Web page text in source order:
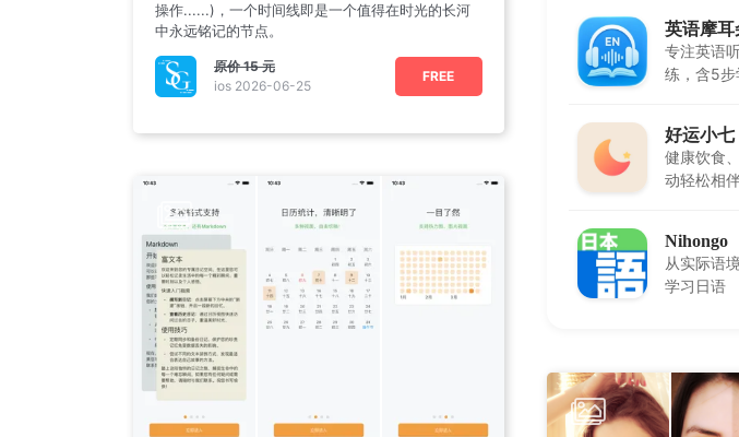
操作......)，一个时间线即是一个值得在时光的长河
中永远铭记的节点。
原价15 元
ios 2026-06-25
FREE
英语摩耳
专注英语
练，含5步
好运小七
健康饮食
动轻松相
Nihongo
从实际语
学习日语